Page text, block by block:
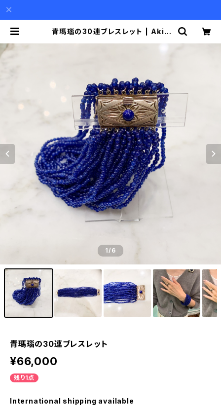
青瑪瑙の30連ブレスレット | Akio
1/6
青瑪瑙の30連ブレスレット
¥66,000
残り1点
International shipping available